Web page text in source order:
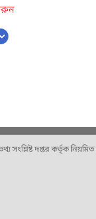
দপ্তর কর্তৃক নিয়মিত